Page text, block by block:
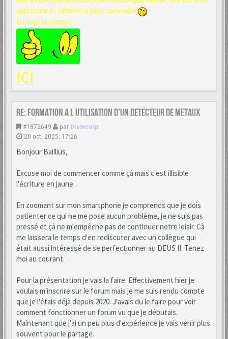
appréciée et tellement plus conviviale
En voici le chemin
ICI
Re: formation a l utilisation d'un detecteur de metaux
#1872649 par Diemcarp
20 oct. 2025, 17:26
Bonjour Baillius,
Excuse moi de commencer comme çà mais c'est illisible
l'écriture en jaune.
En zoomant sur mon smartphone je comprends que je dois
patienter ce qui ne me pose aucun problème, je ne suis pas
pressé et çà ne m'empêche pas de continuer notre loisir. Cà
me laissera le temps d'en rediscuter avec un collègue qui
était aussi intéressé de se perfectionner au DEUS II. Tenez
moi au courant.
Pour la présentation je vais la faire. Effectivement hier je
voulais m'inscrire sur le forum mais je me suis rendu compte
que je l'étais déjà depuis 2020. J'avais du le faire pour voir
comment fonctionner un forum vu que je débutais.
Maintenant que j'ai un peu plus d'expérience je vais venir plus
souvent pour le partage.